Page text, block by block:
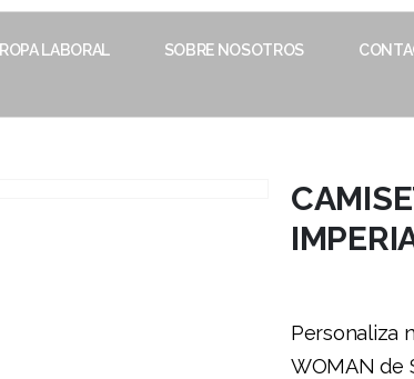
ROPA LABORAL SOBRE NOSOTROS
Personaliza
WOMAN de